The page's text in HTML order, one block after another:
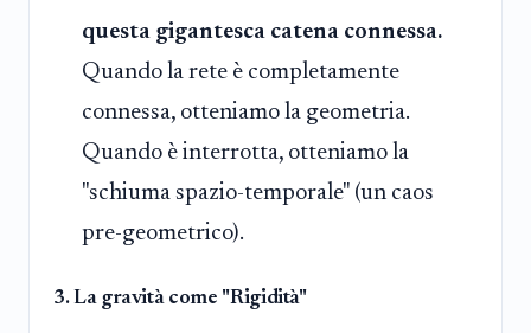
questa gigantesca catena connessa.
Quando la rete è completamente
connessa, otteniamo la geometria.
Quando è interrotta, otteniamo la
"schiuma spazio-temporale" (un caos
pre-geometrico).
3. La gravità come "Rigidità"